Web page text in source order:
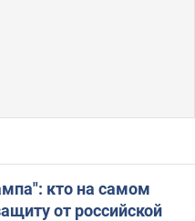
кто на самом
от российской